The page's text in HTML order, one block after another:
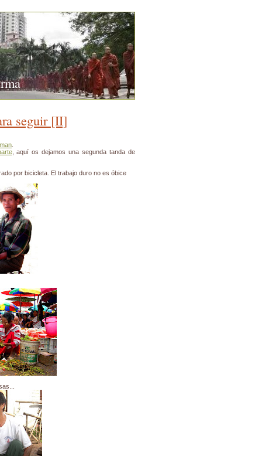
seguir [II]
, aquí os dejamos una segunda tanda de
por bicicleta. El trabajo duro no es óbice